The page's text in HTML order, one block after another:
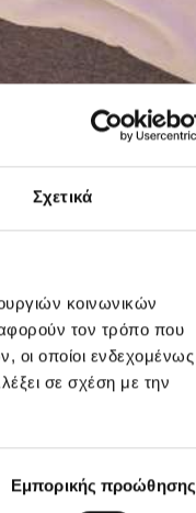
Σχετικά
κοινωνικών
τον τρόπο που
οι οποίοι ενδεχομένως
σε σχέση με την
Εμπορικής προώθησης